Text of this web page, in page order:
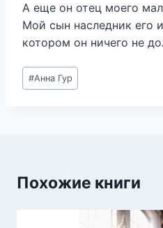
А еще он отец моего
Мой сын наследник его
котором он ничего не
Метки
записи:
#Анна Гур
Похожие книги